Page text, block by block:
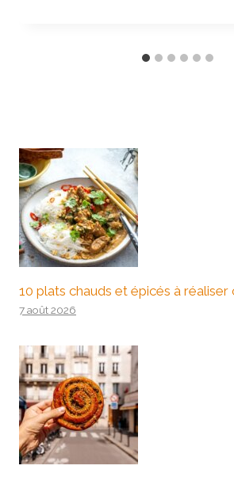
10 plats chauds et épicés à
7 août 2026